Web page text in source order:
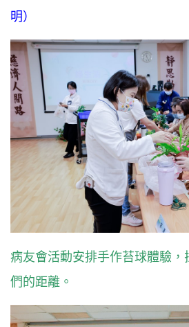
明）
病友會活動安排手作苔球體驗
們的距離。